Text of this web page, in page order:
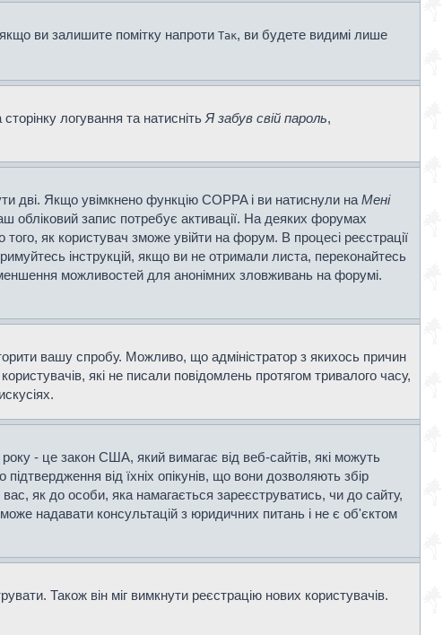
ви залишите помітку напроти Так, ви будете видимі лише
логування та натисніть Я забув свій пароль,
дві. Якщо увімкнено функцію COPPA і ви натиснули на Мені
обліковий запис потребує активації. На деяких форумах
як користувач зможе увійти на форум. В процесі реєстрації
інструкцій, якщо ви не отримали листа, переконайтесь
можливостей для анонімних зловживань на форумі.
вашу спробу. Можливо, що адміністратор з якихось причин
які не писали повідомлень протягом тривалого часу,
- це закон США, який вимагає від веб-сайтів, які можуть
від їхніх опікунів, що вони дозволяють збір
як до особи, яка намагається зареєструватись, чи до сайту,
надавати консультацій з юридичних питань і не є об'єктом
Також він міг вимкнути реєстрацію нових користувачів.